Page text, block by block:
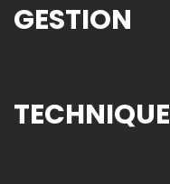
GESTION
TECHNIQUE